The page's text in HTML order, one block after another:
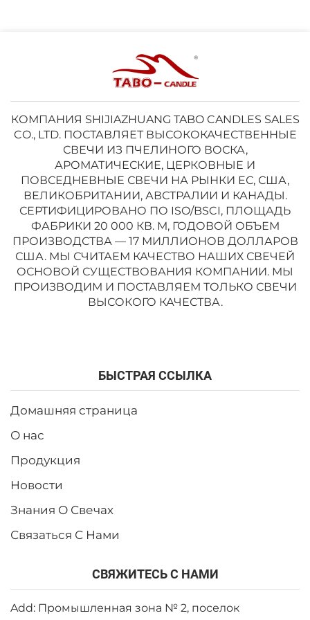
КОМПАНИЯ SHIJIAZHUANG TABO CANDLES SALES
CO., LTD. ПОСТАВЛЯЕТ ВЫСОКОКАЧЕСТВЕННЫЕ
СВЕЧИ ИЗ ПЧЕЛИНОГО ВОСКА,
АРОМАТИЧЕСКИЕ, ЦЕРКОВНЫЕ И
ПОВСЕДНЕВНЫЕ СВЕЧИ НА РЫНКИ ЕС, США,
ВЕЛИКОБРИТАНИИ, АВСТРАЛИИ И КАНАДЫ.
СЕРТИФИЦИРОВАНО ПО ISO/BSCI, ПЛОЩАДЬ
ФАБРИКИ 20 000 КВ. М, ГОДОВОЙ ОБЪЕМ
ПРОИЗВОДСТВА — 17 МИЛЛИОНОВ ДОЛЛАРОВ
США. МЫ СЧИТАЕМ КАЧЕСТВО НАШИХ СВЕЧЕЙ
ОСНОВОЙ СУЩЕСТВОВАНИЯ КОМПАНИИ. МЫ
ПРОИЗВОДИМ И ПОСТАВЛЯЕМ ТОЛЬКО СВЕЧИ
ВЫСОКОГО КАЧЕСТВА.
БЫСТРАЯ ССЫЛКА
Домашняя страница
О нас
Продукция
Новости
Знания О Свечах
Связаться С Нами
СВЯЖИТЕСЬ С НАМИ
Add: Промышленная зона № 2, поселок